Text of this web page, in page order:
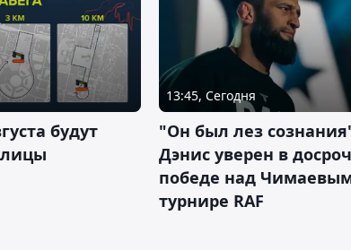
будут
13:45, Сегодня
"Он был лез
Дэнис уверен в
победе над
турнире RAF